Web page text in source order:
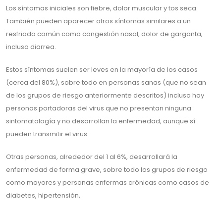
Los síntomas iniciales son fiebre, dolor muscular y tos seca.
También pueden aparecer otros síntomas similares a un
resfriado común como congestión nasal, dolor de garganta,
incluso diarrea.
Estos síntomas suelen ser leves en la mayoría de los casos
(cerca del 80%), sobre todo en personas sanas (que no sean
de los grupos de riesgo anteriormente descritos) incluso hay
personas portadoras del virus que no presentan ninguna
sintomatología y no desarrollan la enfermedad, aunque sí
pueden transmitir el virus.
Otras personas, alrededor del 1 al 6%, desarrollará la
enfermedad de forma grave, sobre todo los grupos de riesgo
como mayores y personas enfermas crónicas como casos de
diabetes, hipertensión,